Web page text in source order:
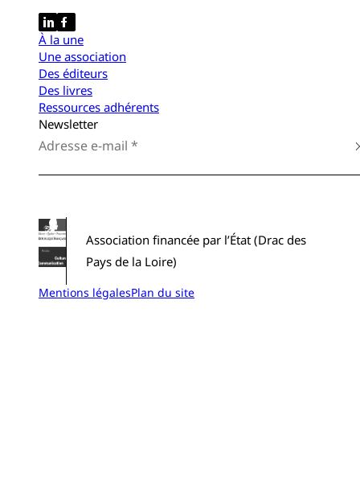
À la une
Une association
Des éditeurs
Des livres
Ressources adhérents
Newsletter
Association financée par l’État (Drac des
Pays de la Loire)
Mentions légalesPlan du site